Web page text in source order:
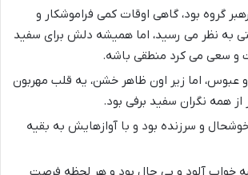
گروه بود، گاهی اوقات کمی فراموشکار و
به نظر می رسید، اما همیشه دلش برای سفید
و سعی می کرد منطقی باشه.
عبوس، اما زیر اون ظاهر خشن، یه قلب مهربون
همه نگران سفید برفی بود.
و سرزنده بود و با آوازهایش به بقیه